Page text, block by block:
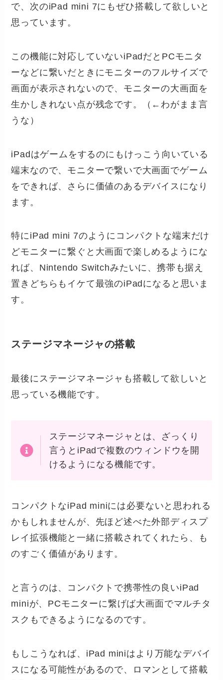
で、次のiPad mini 7にもぜひ搭載して欲しいと
思っています。
この機能に対応していないiPadだとPCモニタ
ーなどに繋いだときにモニターのフルサイズで
画面が表示されないので、モニターの大画面を
生かしきれない点が残念です。（←わがまま言
うな）
iPadはゲームをするのにもけっこう向いている
端末なので、モニターで繋いで大画面でゲーム
をできれば、さらに価値のあるデバイスになり
ます。
特にiPad mini 7のようにコンパクトな端末だけ
どモニターに繋ぐと大画面で楽しめるようにな
れば、Nintendo Switchみたいに、携帯も据え
置きどちらもイケて最強のiPadになると思いま
す。
ステージマネージャの搭載
最後にステージマネージャも搭載して欲しいと
思っている機能です。
ステージマネージャとは、ざっくり
言うとiPadで複数のウィンドウを開
けるようになる機能です。
コンパクトなiPad miniには必要ないと思われる
かもしれませんが、先ほど述べた外部ディスプ
レイ拡張機能と一緒に搭載されてくれたら、も
のすごく価値があります。
と言うのは、コンパクトで携帯性の良いiPad
miniが、PCモニターに繋げば大画面でマルチタ
スクもできるようになるのです。
もしこうなれば、iPad miniはより万能なデバイ
スになる可能性があるので、ロマンとして搭載